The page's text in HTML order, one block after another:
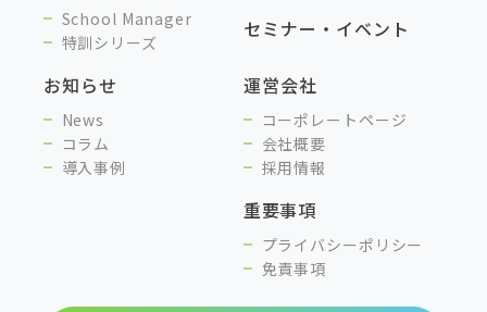
School Manager
特訓シリーズ
セミナー・イベント
お知らせ
News
コラム
導入事例
運営会社
コーポレートページ
会社概要
採用情報
重要事項
プライバシーポリシー
免責事項